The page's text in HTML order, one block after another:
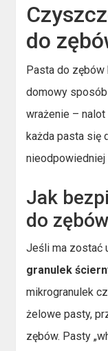
do
Pasta do
domowy
wrażenie –
każda pasta się
nieodpowiedniej
Jak
do zębów
Jeśli ma zostać
granulek
mikrogranulek
żelowe pasty,
zębów. Pasty